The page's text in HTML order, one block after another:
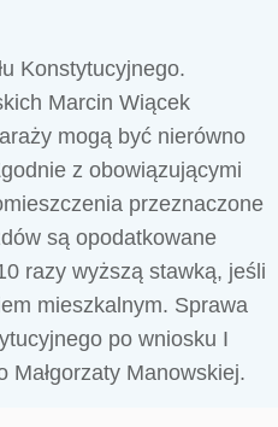
Konstytucyjnego.
Marcin Wiącek
mogą być nierówno
z obowiązującymi
przeznaczone
są opodatkowane
razy wyższą stawką, jeśli
mieszkalnym. Sprawa
po wniosku I
Małgorzaty Manowskiej.